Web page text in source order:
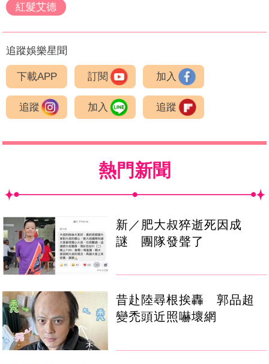
紅髮艾德
追蹤娛樂星聞
下載APP 訂閱 加入
追蹤 加入 追蹤
熱門新聞
新／肥大叔猝逝死因成
謎 團隊發聲了
昔赴陸尋根挨轟 郭品超
變禿頭近照嚇壞網